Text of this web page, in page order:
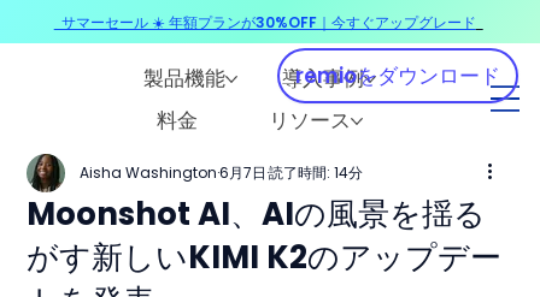
製品機能
導入事例
料金
リソース
remioをダウンロード
Moonshot AI、AIの風景を揺る
がす新しいKIMI K2のアップデー
Aisha Washington 6月7日 読了時間: 14分
サマーセール ☀️ 年額プランが30%OFF｜今すぐアップグレード